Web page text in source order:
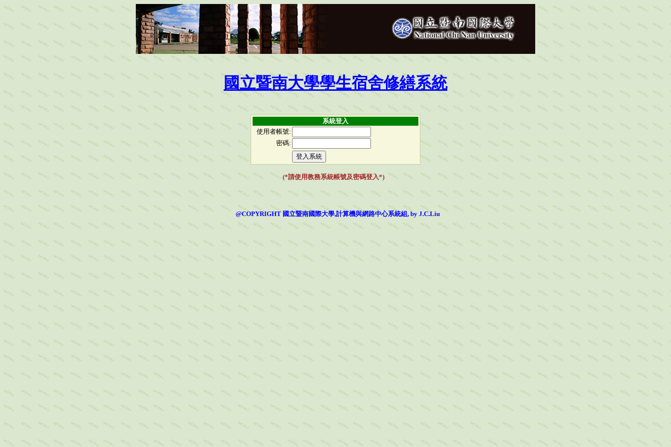
國立暨南大學學生宿舍修繕系統
系統登入
使用者帳號:
密碼:
(*請使用教務系統帳號及密碼登入*)
@COPYRIGHT 國立暨南國際大學,計算機與網路中心系統組, by J.C.Liu